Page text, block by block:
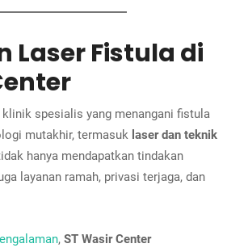
Laser Fistula di
spesialis yang menangani fistula
mutakhir, termasuk laser dan teknik
hanya mendapatkan tindakan
layanan ramah, privasi terjaga, dan
, ST Wasir Center